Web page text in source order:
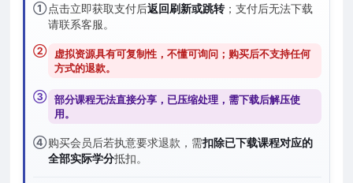
①点击立即获取支付后返回刷新或跳转；支付后无法下载
请联系客服。
② 虚拟资源具有可复制性，不懂可询问；购买后不支持任何
方式的退款。
③ 部分课程无法直接分享，已压缩处理，需下载后解压使
用。
④购买会员后若执意要求退款，需扣除已下载课程对应的
全部实际学分抵扣。